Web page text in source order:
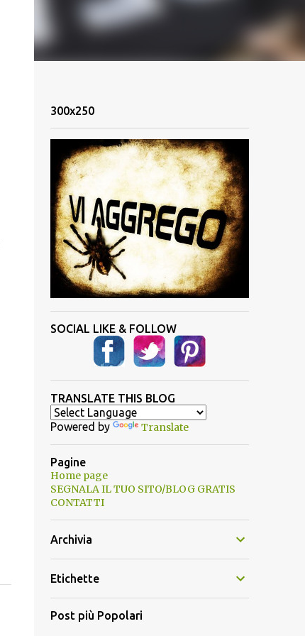
300x250
SOCIAL LIKE & FOLLOW
TRANSLATE THIS BLOG
Powered by Translate
Pagine
Home page
SEGNALA IL TUO SITO/BLOG GRATIS
CONTATTI
Archivia
Etichette
Post più Popolari